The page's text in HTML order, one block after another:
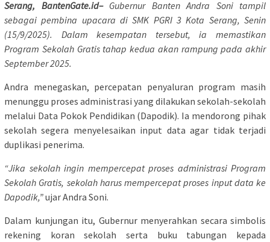
Serang, BantenGate.id–Gubernur Banten Andra Soni tampil
sebagai pembina upacara di SMK PGRI 3 Kota Serang, Senin
(15/9/2025). Dalam kesempatan tersebut, ia memastikan
Program Sekolah Gratis tahap kedua akan rampung pada akhir
September 2025.
Andra menegaskan, percepatan penyaluran program masih
menunggu proses administrasi yang dilakukan sekolah-sekolah
melalui Data Pokok Pendidikan (Dapodik). Ia mendorong pihak
sekolah segera menyelesaikan input data agar tidak terjadi
duplikasi penerima.
“Jika sekolah ingin mempercepat proses administrasi Program
Sekolah Gratis, sekolah harus mempercepat proses input data ke
Dapodik,”ujar Andra Soni.
Dalam kunjungan itu, Gubernur menyerahkan secara simbolis
rekening koran sekolah serta buku tabungan kepada